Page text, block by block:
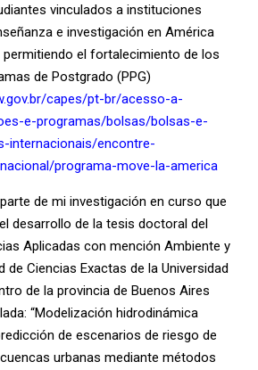
vinculados a instituciones
e investigación en América
permitiendo el fortalecimiento de los
de Postgrado (PPG)
capes/pt-br/acesso-a-
e-programas/bolsas/bolsas-e-
internacionais/encontre-
programa-move-la-america
de mi investigación en curso que
desarrollo de la tesis doctoral del
Aplicadas con mención Ambiente y
de Ciencias Exactas de la Universidad
de la provincia de Buenos Aires
“Modelización hidrodinámica
de escenarios de riesgo de
urbanas mediante métodos